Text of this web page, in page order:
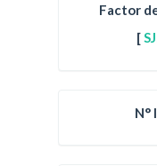
Factor
[
N°